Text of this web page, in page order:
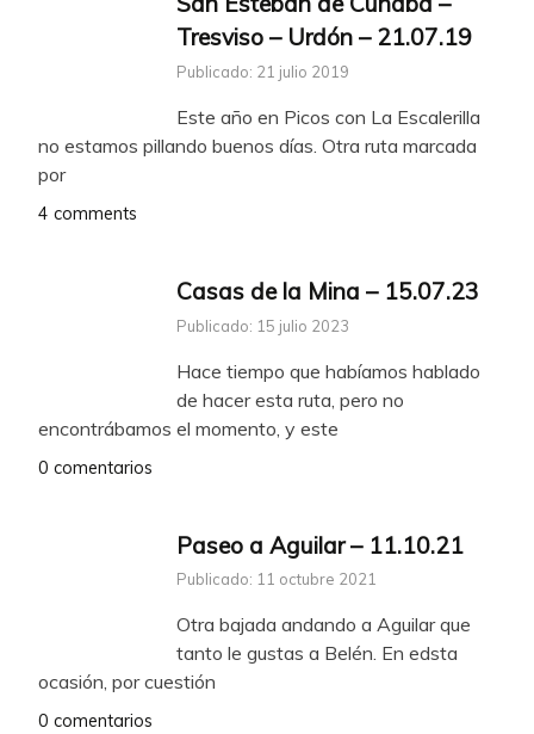
Tresviso – Urdón – 21.07.19
Publicado: 21 julio 2019
Este año en Picos con La Escalerilla
no estamos pillando buenos días. Otra ruta marcada
por
4 comments
Casas de la Mina – 15.07.23
Publicado: 15 julio 2023
Hace tiempo que habíamos hablado
de hacer esta ruta, pero no
encontrábamos el momento, y este
0 comentarios
Paseo a Aguilar – 11.10.21
Publicado: 11 octubre 2021
Otra bajada andando a Aguilar que
tanto le gustas a Belén. En edsta
ocasión, por cuestión
0 comentarios